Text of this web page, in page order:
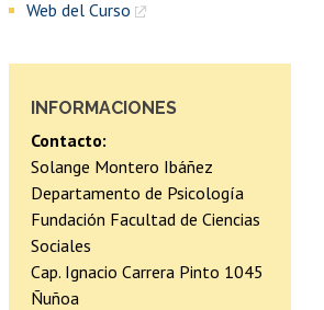
Web del Curso
INFORMACIONES
Contacto:
Solange Montero Ibáñez
Departamento de Psicología
Fundación Facultad de Ciencias
Sociales
Cap. Ignacio Carrera Pinto 1045
Ñuñoa